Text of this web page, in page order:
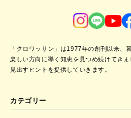
「クロワッサン」は1977年の創刊以来、
楽しい方向に導く知恵を見つめ続けてき
見出すヒントを提供していきます。
カテゴリー